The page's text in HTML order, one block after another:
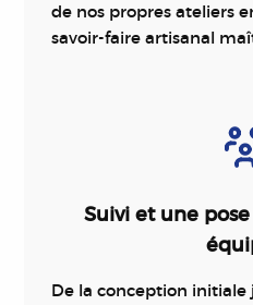
de nos propres ateliers
savoir-faire artisanal
Suivi et une
De la conception initiale